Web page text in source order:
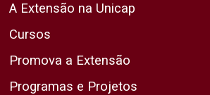
A Extensão na Unicap
Cursos
Promova a Extensão
Programas e Projetos